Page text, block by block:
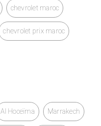
chevrolet maroc
chevrolet prix maroc
Al Hoceïma Marrakech